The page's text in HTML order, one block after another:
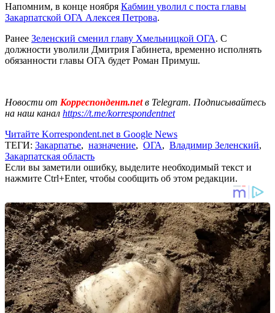
Напомним, в конце ноября Кабмин уволил с поста главы
Закарпатской ОГА Алексея Петрова.
Ранее Зеленский сменил главу Хмельницкой ОГА. С
должности уволили Дмитрия Габинета, временно исполнять
обязанности главы ОГА будет Роман Примуш.
Новости от Корреспондент.netв Telegram. Подписывайтесь
на наш канал https://t.me/korrespondentnet
Читайте Korrespondent.net в Google News
ТЕГИ: Закарпатье, назначение, ОГА, Владимир Зеленский,
Закарпатская область
Если вы заметили ошибку, выделите необходимый текст и
нажмите Ctrl+Enter, чтобы сообщить об этом редакции.